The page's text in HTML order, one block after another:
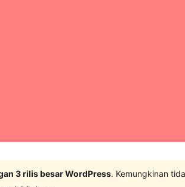
3 rilis besar WordPress. Kemungkinan